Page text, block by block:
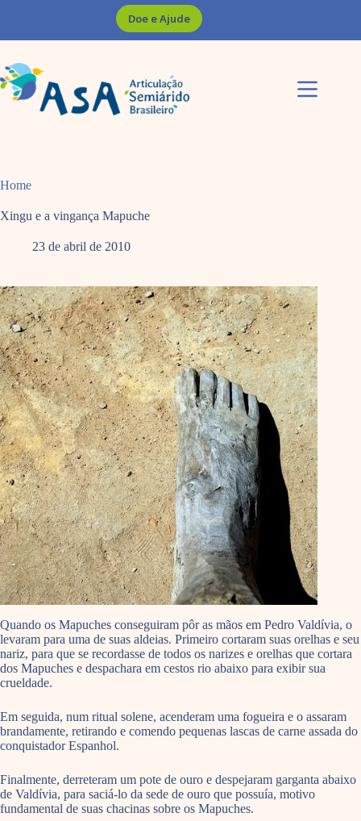
Doe e Ajude
Home
Xingu e a vingança Mapuche
23 de abril de 2010
Quando os Mapuches conseguiram pôr as mãos em Pedro Valdívia, o
levaram para uma de suas aldeias. Primeiro cortaram suas orelhas e seu
nariz, para que se recordasse de todos os narizes e orelhas que cortara
dos Mapuches e despachara em cestos rio abaixo para exibir sua
crueldade.
Em seguida, num ritual solene, acenderam uma fogueira e o assaram
brandamente, retirando e comendo pequenas lascas de carne assada do
conquistador Espanhol.
Finalmente, derreteram um pote de ouro e despejaram garganta abaixo
de Valdívia, para saciá-lo da sede de ouro que possuía, motivo
fundamental de suas chacinas sobre os Mapuches.